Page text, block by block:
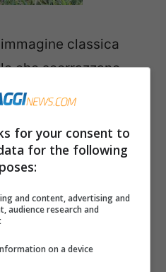
classica
che scorrazzano
in giardino, qua si
un ruolo importante
umani:
nei momenti
usare di
le zampe). In
for your consent to
for the following
and content, advertising and
audience research and
on a device